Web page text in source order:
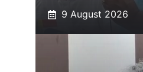
9 August 2026